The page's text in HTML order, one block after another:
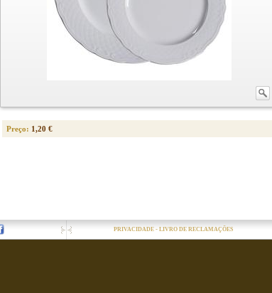
Preço: 1,20 €
PRIVACIDADE - LIVRO DE RECLAMAÇÕES